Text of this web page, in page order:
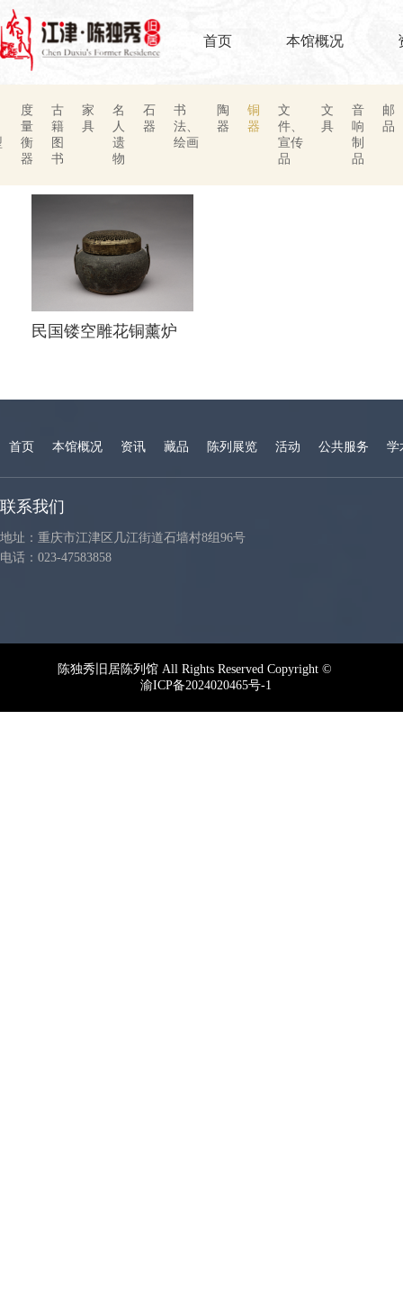
首页 本馆概况
度
量
衡
器
古
籍
图
书
家
具
名
人
遗
物
石
器
书
法、
绘画
陶
器
铜
器
文
件、
宣传
品
文
具
音
响
制
品
邮
品
民国镂空雕花铜薰炉
首页 本馆概况 资讯 藏品 陈列展览 活动 公共服务 学
联系我们
地址：重庆市江津区几江街道石墙村8组96号
电话：023-47583858
陈独秀旧居陈列馆 All Rights Reserved Copyright ©
渝ICP备2024020465号-1